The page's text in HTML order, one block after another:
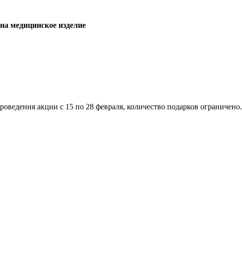
медицинское изделие
акции с 15 по 28 февраля, количество подарков ограничено.